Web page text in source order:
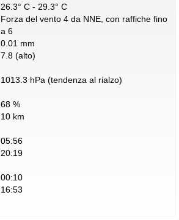
26.3° C - 29.3° C
Forza del vento 4 da NNE, con raffiche fino
a 6
0.01 mm
7.8 (alto)
1013.3 hPa (tendenza al rialzo)
68 %
10 km
05:56
20:19
00:10
16:53